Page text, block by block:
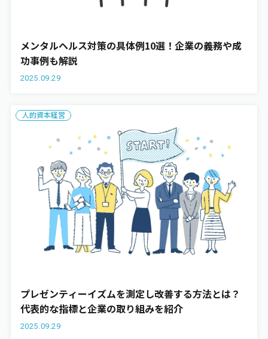
メンタルヘルス対策の具体例10選！企業の義務や成
功事例も解説
2025.09.29
人的資本経営
プレゼンティーイズムを測定し改善する方法とは？
代表的な指標と企業の取り組みを紹介
2025.09.29